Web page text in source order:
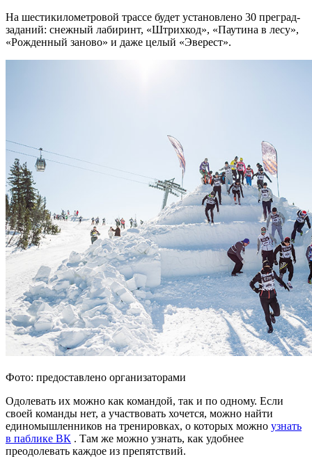
На шестикилометровой трассе будет установлено 30 преград-
заданий: снежный лабиринт, «Штрихкод», «Паутина в лесу»,
«Рожденный заново» и даже целый «Эверест».
Фото: предоставлено организаторами
Одолевать их можно как командой, так и по одному. Если
своей команды нет, а участвовать хочется, можно найти
единомышленников на тренировках, о которых можно узнать
в паблике ВК . Там же можно узнать, как удобнее
преодолевать каждое из препятствий.